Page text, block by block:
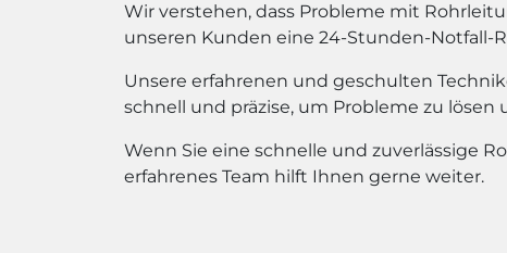
Wir verstehen, dass Probleme mit
unseren Kunden eine 24-Stunden-Notfall-
Unsere erfahrenen und geschulten
schnell und präzise, um Probleme zu
Wenn Sie eine schnelle und zuverlässige
erfahrenes Team hilft Ihnen gerne weiter.